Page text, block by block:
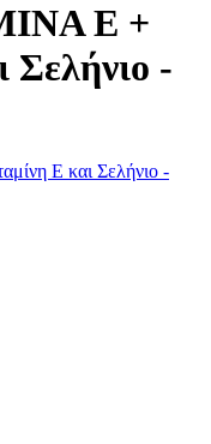
E +
Σελήνιο -